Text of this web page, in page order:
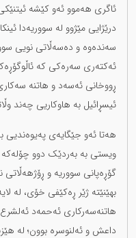
ئاگری هەموو ئەو كێشە
درێژایی مێژوو لە سووریەدا
سەندەوە و دەسەڵاتی نویی
ئەكتەری سەرەكی كە
ڕووخانی ئەسەد و هاتنە سەكاری
ئیسڕائیل بە هاوكاریی چەند
هەتا ئەو جێگایەی پەیوەندیی
ویستی بە بەردێک دوو
گۆڕەپانی سووریە و
بهێنێتە ژێر ڕەكێفی خۆی، لە
هاتنەسەركاری ئەحمەد
داعش و ئەلنوسرە بوون؛ لە